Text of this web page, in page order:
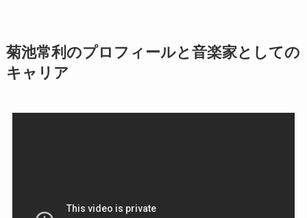
菊池常利のプロフィールと音楽家としての
キャリア